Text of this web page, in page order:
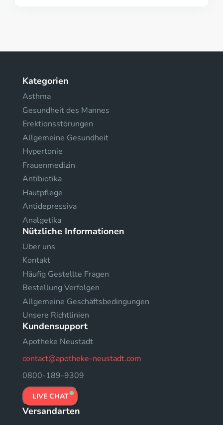
Kategorien
Asthma
Gesundheit des Mannes
Erektionsstörungen
Allgemeine Gesundheit
Hypertonie
Frauenmedizin
Antibiotika
Hautpflege
Antidepressiva
Analgetika
Nützliche Informationen
Uber uns
Kontakt
Häufig Gestellte Fragen
Bestellung Verfolgen
Allgemeine Geschäftsbedingungen
Unsere Richtlinien
Kundensupport
Apotheke Neustadt
contact@apotheke-neustadt.com
0800-189-9309
LIVE CHAT
Versandarten